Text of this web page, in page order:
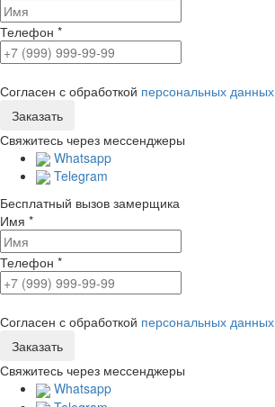
Телефон *
Согласен с обработкой персональных данных
Свяжитесь через мессенджеры
Whatsapp
Telegram
Бесплатный вызов замерщика
Имя *
Телефон *
Согласен с обработкой персональных данных
Свяжитесь через мессенджеры
Whatsapp